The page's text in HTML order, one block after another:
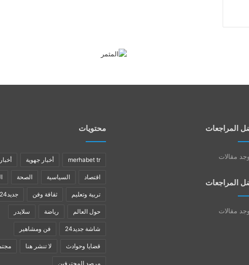
المراجعات
مقالات
المراجعات
مقالات
محتويات
merhabet tr أخبار جهوية
اقتصاد السياسية الصحة
تربية وتعليم ثقافة وفن جديد24
حول العالم رياضة سلايدر
شاشة جديد24 فن ومشاهير
قضايا وحوادث لا تنشر هنا
مرصد المحترفين